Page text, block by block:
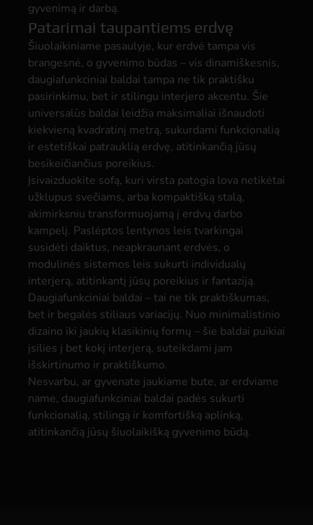
gyvenimą ir darbą.
Patarimai taupantiems erdvę
Šiuolaikiniame pasaulyje, kur erdvė tampa vis
brangesnė, o gyvenimo būdas – vis dinamiškesnis,
daugiafunkciniai baldai tampa ne tik praktišku
pasirinkimu, bet ir stilingu interjero akcentu. Šie
universalūs baldai leidžia maksimaliai išnaudoti
kiekvieną kvadratinį metrą, sukurdami funkcionalią
ir estetiškai patrauklią erdvę, atitinkančią jūsų
besikeičiančius poreikius.
Įsivaizduokite sofą, kuri virsta patogia lova netikėtai
užklupus svečiams, arba kompaktišką stalą,
akimirksniu transformuojamą į erdvų darbo
kampelį. Paslėptos lentynos leis tvarkingai
susidėti daiktus, neapkraunant erdvės, o
modulinės sistemos leis sukurti individualų
interjerą, atitinkantį jūsų poreikius ir fantaziją.
Daugiafunkciniai baldai – tai ne tik praktiškumas,
bet ir begalės stiliaus variacijų. Nuo minimalistinio
dizaino iki jaukių klasikinių formų – šie baldai puikiai
įsilies į bet kokį interjerą, suteikdami jam
išskirtinumo ir praktiškumo.
Nesvarbu, ar gyvenate jaukiame bute, ar erdviame
name, daugiafunkciniai baldai padės sukurti
funkcionalią, stilingą ir komfortišką aplinką,
atitinkančią jūsų šiuolaikišką gyvenimo būdą.